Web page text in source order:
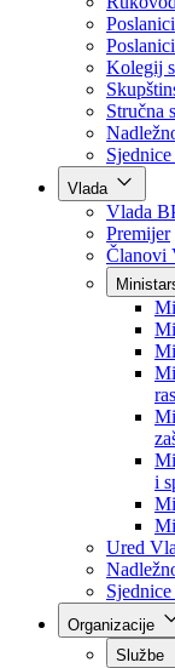
Skupština
Kolegij
Stručna
Vlada
Vlada
Premijer
Članovi
i
Ured
Sjednice